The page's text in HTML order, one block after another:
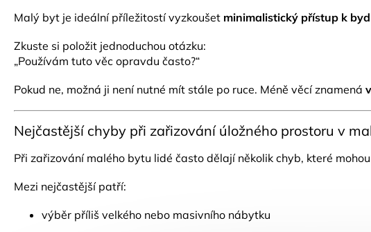
Malý byt je ideální příležitostí vyzkoušet minimalistický přístup k
Zkuste si položit jednoduchou otázku:
„Používám tuto věc opravdu často?“
Pokud ne, možná ji není nutné mít stále po ruce. Méně věcí znamená
Nejčastější chyby při zařizování úložného prostoru v
Při zařizování malého bytu lidé často dělají několik chyb, které
Mezi nejčastější patří:
výběr příliš velkého nebo masivního nábytku